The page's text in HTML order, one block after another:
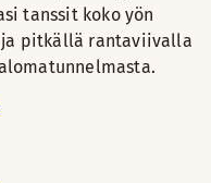
tanssit koko yön
ja pitkällä rantaviivalla